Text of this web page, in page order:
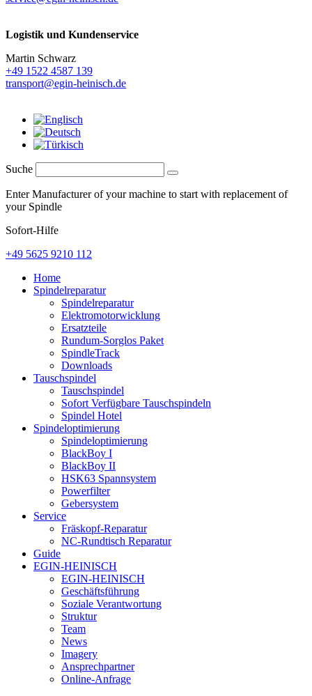
Logistik und Kundenservice
Martin Schwarz
+49 1522 4587 139
transport@egin-heinisch.de
Suche
Enter Manufacturer of your machine to start with replacement of
your Spindle
Sofort-Hilfe
+49 5625 9210 112
Home
Spindelreparatur
Spindelreparatur
Elektromotorwicklung
Ersatzteile
Rundum-Sorglos Paket
SpindleTrack
Downloads
Tauschspindel
Tauschspindel
Sofort Verfügbare Tauschspindeln
Spindel Hotel
Spindeloptimierung
Spindeloptimierung
BlackBoy I
BlackBoy II
HSK63 Spannsystem
Powerfilter
Gebersystem
Service
Fräskopf-Reparatur
NC-Rundtisch Reparatur
Guide
EGIN-HEINISCH
EGIN-HEINISCH
Geschäftsführung
Soziale Verantwortung
Struktur
Team
News
Imagery
Ansprechpartner
Online-Anfrage